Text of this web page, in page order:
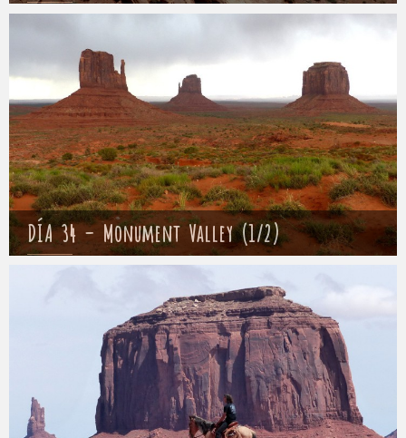
Mathieu 7 mayo 2017
DÍA 34 – Monument Valley (1/2)
Mathieu 8 mayo 2017